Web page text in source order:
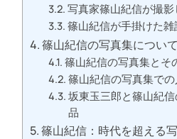
写真家篠山紀信が撮影
篠山紀信が手掛けた
篠山紀信の写真集について
篠山紀信の写真集とそ
篠山紀信の写真集で
坂東玉三郎と篠山紀
品
篠山紀信：時代を超える